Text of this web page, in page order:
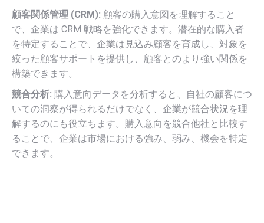
顧客関係管理 (CRM): 顧客の購入意図を理解すること
で、企業は CRM 戦略を強化できます。潜在的な購入者
を特定することで、企業は見込み顧客を育成し、対象を
絞った顧客サポートを提供し、顧客とのより強い関係を
構築できます。
競合分析: 購入意向データを分析すると、自社の顧客につ
いての洞察が得られるだけでなく、企業が競合状況を理
解するのにも役立ちます。購入意向を競合他社と比較す
ることで、企業は市場における強み、弱み、機会を特定
できます。